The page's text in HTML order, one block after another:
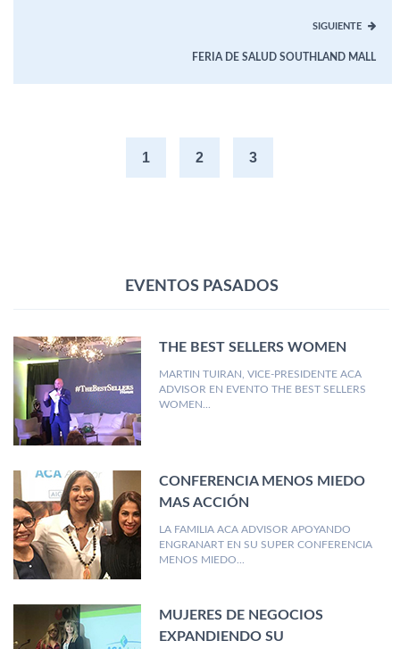
SIGUIENTE
FERIA DE SALUD SOUTHLAND MALL
1 2 3
EVENTOS PASADOS
THE BEST SELLERS WOMEN
MARTIN TUIRAN, VICE-PRESIDENTE ACA
ADVISOR EN EVENTO THE BEST SELLERS
WOMEN...
CONFERENCIA MENOS MIEDO
MAS ACCIÓN
LA FAMILIA ACA ADVISOR APOYANDO
ENGRANART EN SU SUPER CONFERENCIA
MENOS MIEDO...
MUJERES DE NEGOCIOS
EXPANDIENDO SU